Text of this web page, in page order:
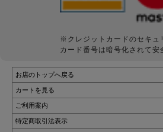
※クレジットカードのセキュ
カード番号は暗号化されて安
お店のトップへ戻る
カートを見る
ご利用案内
特定商取引法表示